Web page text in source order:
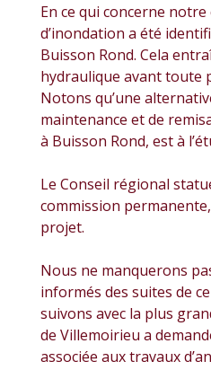
En ce qui concerne
d’inondation a été
Buisson Rond. Cela
hydraulique avant toute
Notons qu’une
maintenance et de
à Buisson Rond, est à
Le Conseil régional
commission
projet.
Nous ne manquerons
informés des suites de
suivons avec la plus
de Villemoirieu a
associée aux travaux